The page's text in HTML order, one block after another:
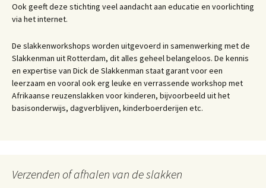
Ook geeft deze stichting veel aandacht aan educatie en voorlichting
via het internet.
De slakkenworkshops worden uitgevoerd in samenwerking met de
Slakkenman uit Rotterdam, dit alles geheel belangeloos. De kennis
en expertise van Dick de Slakkenman staat garant voor een
leerzaam en vooral ook erg leuke en verrassende workshop met
Afrikaanse reuzenslakken voor kinderen, bijvoorbeeld uit het
basisonderwijs, dagverblijven, kinderboerderijen etc.
Verzenden of afhalen van de slakken